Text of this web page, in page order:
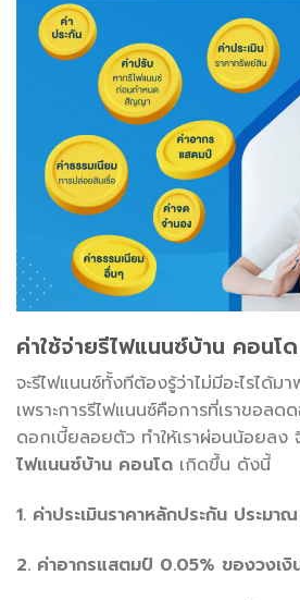
ค่าใช้จ่ายรีไฟแนนซ์บ้าน คอนโ
จะรีไฟแนนซ์ทั้งทีต้องรู้ว่าไม่มีอะไรได้
เพราะการรีไฟแนนซ์คือการที่เราขอลด
ดอกเบี้ยลอยตัว ทำให้เราผ่อนน้อยลง
ไฟแนนซ์บ้าน คอนโด เกิดขึ้น ดังนี้
1. ค่าประเมินราคาหลักประกัน ประม
2. ค่าอากรแสตมป์ 0.05% ของวงเงิ